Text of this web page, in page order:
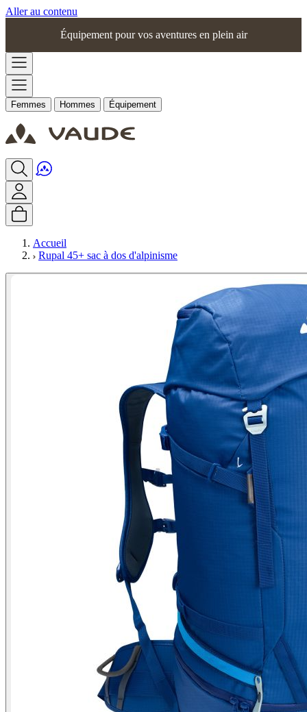
Aller au contenu
Équipement pour vos aventures en plein air
Femmes Hommes Équipement
Accueil
Rupal 45+ sac à dos d'alpinisme